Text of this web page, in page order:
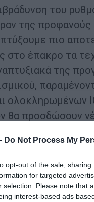
Do Not Process My
opt-out of the sale,
for targeted
selection. Please note that
interest-based ads
του
της προφανούς
πιο
έπακρο τα
της
ολοκληρωμένων
θα προσδώσουν
μας και θα
από το
«άνοιγμα» της